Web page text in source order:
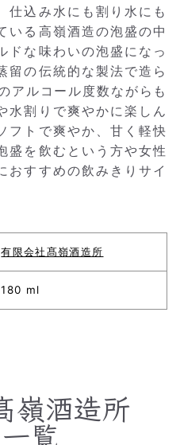
仕込み水にも割り水にも
いる高嶺酒造の泡盛の中
ドな味わいの泡盛になっ
留の伝統的な製法で造ら
アルコール度数ながらも
水割りで爽やかに楽しん
フトで爽やか、甘く軽快
盛を飲むという方や女性
おすすめの飲みきりサイ
有限会社髙嶺酒造所
180 ml
嶺酒造所
覧